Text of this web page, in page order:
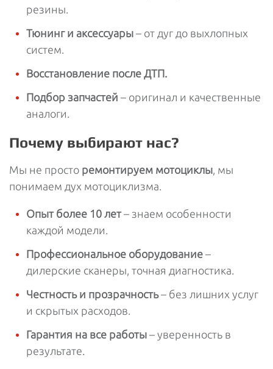
резины.
Тюнинг и аксессуары – от дуг до выхлопных
систем.
Восстановление после ДТП.
Подбор запчастей – оригинал и качественные
аналоги.
Почему выбирают нас?
Мы не просто ремонтируем мотоциклы, мы
понимаем дух мотоциклизма.
Опыт более 10 лет– знаем особенности
каждой модели.
Профессиональное оборудование –
дилерские сканеры, точная диагностика.
Честность и прозрачность– без лишних услуг
и скрытых расходов.
Гарантия на все работы – уверенность в
результате.